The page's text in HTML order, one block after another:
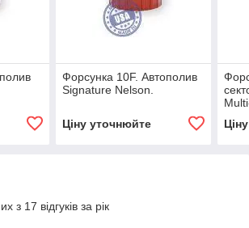
Форсунка 10F. Автополив
Signature Nelson.
Ціну уточнюйте
з 17 відгуків за рік